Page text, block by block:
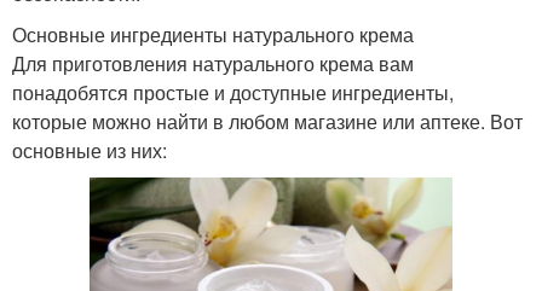
Основные ингредиенты натурального крема
Для приготовления натурального крема вам
понадобятся простые и доступные ингредиенты,
которые можно найти в любом магазине или аптеке. Вот
основные из них: